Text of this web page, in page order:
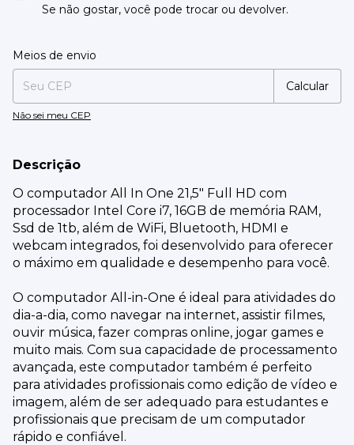
Se não gostar, você pode trocar ou devolver.
Entregas para o CEP:
Meios de envio
Calcular
Não sei meu CEP
Descrição
O computador All In One 21,5" Full HD com
processador Intel Core i7, 16GB de memória RAM,
Ssd de 1tb, além de WiFi, Bluetooth, HDMI e
webcam integrados, foi desenvolvido para oferecer
o máximo em qualidade e desempenho para você.
O computador All-in-One é ideal para atividades do
dia-a-dia, como navegar na internet, assistir filmes,
ouvir música, fazer compras online, jogar games e
muito mais. Com sua capacidade de processamento
avançada, este computador também é perfeito
para atividades profissionais como edição de vídeo e
imagem, além de ser adequado para estudantes e
profissionais que precisam de um computador
rápido e confiável.